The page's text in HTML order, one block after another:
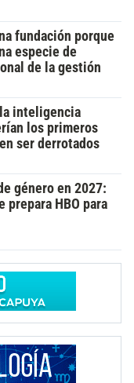
fundación porque
especie de
de la gestión
inteligencia
los primeros
ser derrotados
género en 2027:
prepara HBO para